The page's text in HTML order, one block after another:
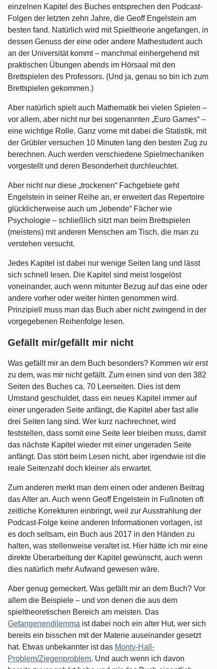
einzelnen Kapitel des Buches entsprechen den Podcast-
Folgen der letzten zehn Jahre, die Geoff Engelstein am
besten fand. Natürlich wird mit Spieltheorie angefangen, in
dessen Genuss der eine oder andere Mathestudent auch
an der Universität kommt – manchmal einhergehend mit
praktischen Übungen abends im Hörsaal mit den
Brettspielen des Professors. (Und ja, genau so bin ich zum
Brettspielen gekommen.)
Aber natürlich spielt auch Mathematik bei vielen Spielen –
vor allem, aber nicht nur bei sogenannten „Euro Games“ –
eine wichtige Rolle. Ganz vorne mit dabei die Statistik, mit
der Grübler versuchen 10 Minuten lang den besten Zug zu
berechnen. Auch werden verschiedene Spielmechaniken
vorgestellt und deren Besonderheit durchleuchtet.
Aber nicht nur diese „trockenen“ Fachgebiete geht
Engelstein in seiner Reihe an, er erweitert das Repertoire
glücklicherweise auch um „lebende“ Fächer wie
Psychologie – schließlich sitzt man beim Brettspielen
(meistens) mit anderen Menschen am Tisch, die man zu
verstehen versucht.
Jedes Kapitel ist dabei nur wenige Seiten lang und lässt
sich schnell lesen. Die Kapitel sind meist losgelöst
voneinander, auch wenn mitunter Bezug auf das eine oder
andere vorher oder weiter hinten genommen wird.
Prinzipiell muss man das Buch aber nicht zwingend in der
vorgegebenen Reihenfolge lesen.
Gefällt mir/gefällt mir nicht
Was gefällt mir an dem Buch besonders? Kommen wir erst
zu dem, was mir nicht gefällt. Zum einen sind von den 382
Seiten des Buches ca. 70 Leerseiten. Dies ist dem
Umstand geschuldet, dass ein neues Kapitel immer auf
einer ungeraden Seite anfängt, die Kapitel aber fast alle
drei Seiten lang sind. Wer kurz nachrechnet, wird
feststellen, dass somit eine Seite leer bleiben muss, damit
das nächste Kapitel wieder mit einer ungeraden Seite
anfängt. Das stört beim Lesen nicht, aber irgendwie ist die
reale Seitenzahl doch kleiner als erwartet.
Zum anderen merkt man dem einen oder anderen Beitrag
das Alter an. Auch wenn Geoff Engelstein in Fußnoten oft
zeitliche Korrekturen einbringt, weil zur Ausstrahlung der
Podcast-Folge keine anderen Informationen vorlagen, ist
es doch seltsam, ein Buch aus 2017 in den Händen zu
halten, was stellenweise veraltet ist. Hier hätte ich mir eine
direkte Überarbeitung der Kapitel gewünscht, auch wenn
dies natürlich mehr Aufwand gewesen wäre.
Aber genug gemeckert. Was gefällt mir an dem Buch? Vor
allem die Beispiele – und von denen die aus dem
spieltheoretischen Bereich am meisten. Das
Gefangenendilemma ist dabei noch ein alter Hut, wer sich
bereits ein bisschen mit der Materie auseinander gesetzt
hat. Etwas unbekannter ist das Monty-Hall-
Problem/Ziegenproblem. Und auch wenn ich davon